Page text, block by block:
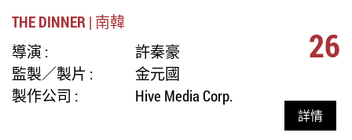
THE DINNER | 南韓
導演 :
許秦豪
監製／製片 :
金元國
製作公司 :
Hive Media Corp.
26
詳情